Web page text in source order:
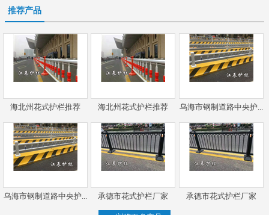
推荐产品
海北州花式护栏推荐 海北州花式护栏推荐 乌海市钢制道路中央护...
乌海市钢制道路中央护... 承德市花式护栏厂家 承德市花式护栏厂家